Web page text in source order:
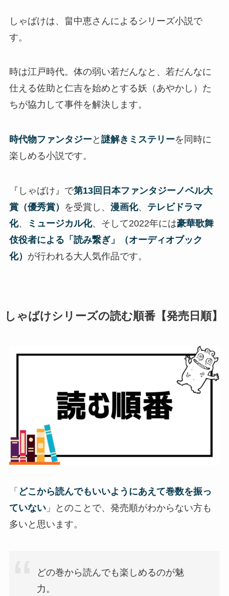
しゃばけは、畠中恵さんによるシリーズ小説で
す。
時は江戸時代。体の弱い若だんなと、若だんなに
仕える佐助と仁吉を始めとする妖（あやかし）た
ちが協力して事件を解決します。
時代物ファンタジーと 謎解きミステリーを同時に
楽しめる小説です。
『しゃばけ』で第13回日本ファンタジーノベル大
賞（優秀賞）
を受賞し、 漫画化、 テレビドラマ
化、 ミュージカル化、そして2022年には豪華歌舞
伎役者による「読み繋ぎ」（オーディオブック
化） が行われる大人気作品です。
しゃばけシリーズの読む順番【発売日順】
「 どこから読んでもいいようにあえて巻数を振っ
ていない」とのことで、発売順がわからない方も
多いと思います。
どの巻から読んでも楽しめるのが魅
力。